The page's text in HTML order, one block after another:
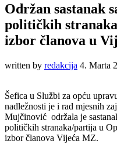
Održan sastanak
političkih
izbor članova u
written by redakcija 4. Marta
Šefica u Službi za opću
nadležnosti je i rad mjesnih
Mujčinović održala je
političkih stranaka/partija u
izbor članova Vijeća MZ.